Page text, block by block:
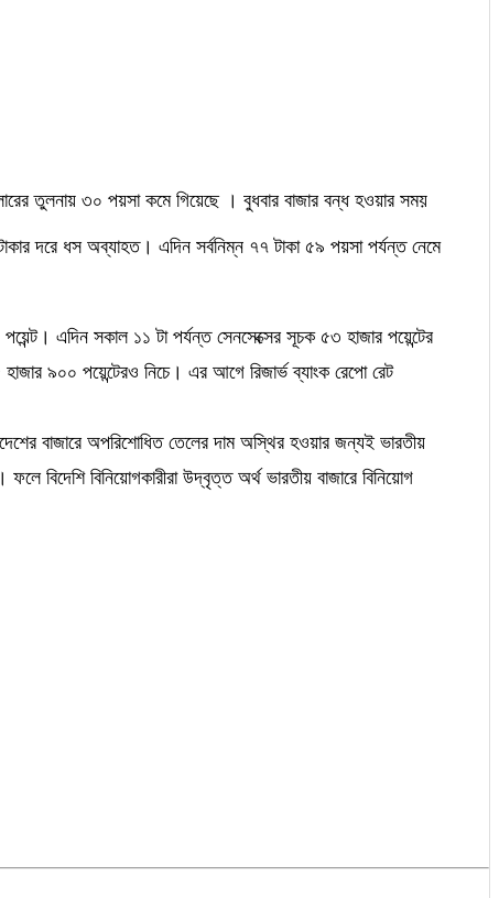
তুলনায় ৩০ পয়সা কমে গিয়েছে । বুধবার বাজার বন্ধ হওয়ার সময়
দরে ধস অব্যাহত। এদিন সর্বনিম্ন ৭৭ টাকা ৫৯ পয়সা পর্যন্ত নেমে
এদিন সকাল ১১ টা পর্যন্ত সেনসেক্সের সূচক ৫৩ হাজার পয়েন্টের
৯০০ পয়েন্টেরও নিচে। এর আগে রিজার্ভ ব্যাংক রেপো রেট
বাজারে অপরিশোধিত তেলের দাম অস্থির হওয়ার জন্যই ভারতীয়
বিদেশি বিনিয়োগকারীরা উদ্বৃত্ত অর্থ ভারতীয় বাজারে বিনিয়োগ